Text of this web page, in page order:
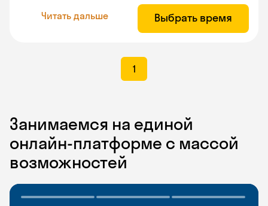
Читать дальше Выбрать время
1
Занимаемся на единой
онлайн-платформе с массой
возможностей